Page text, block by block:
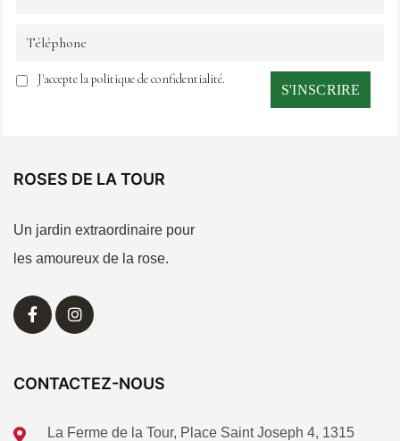
J'accepte la politique de confidentialité.
ROSES DE LA TOUR
Un jardin extraordinaire pour
les amoureux de la rose.
CONTACTEZ-NOUS
La Ferme de la Tour, Place Saint Joseph 4, 1315